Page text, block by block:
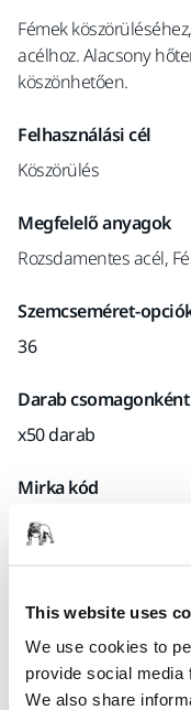
This website uses
We use cookies to
provide social media
We also share
Fémek
acélhoz. Alacsony
köszönhetően.
Felhasználási cél
Köszörülés
Megfelelő anyagok
Rozsdamentes acél,
Szemcseméret-
36
Darab csomagonként
x50 darab
Mirka kód
6625105036